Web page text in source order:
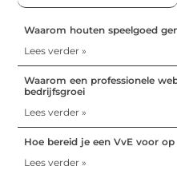
Waarom houten speelgoed
Lees verder »
Waarom een professionele
bedrijfsgroei
Lees verder »
Hoe bereid je een VvE voor
Lees verder »